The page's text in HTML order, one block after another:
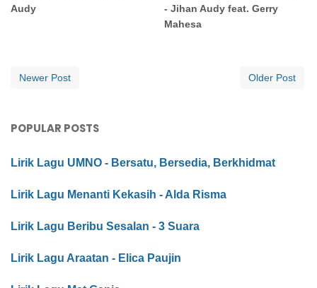
Audy
- Jihan Audy feat. Gerry
Mahesa
Newer Post Older Post
POPULAR POSTS
Lirik Lagu UMNO - Bersatu, Bersedia, Berkhidmat
Lirik Lagu Menanti Kekasih - Alda Risma
Lirik Lagu Beribu Sesalan - 3 Suara
Lirik Lagu Araatan - Elica Paujin